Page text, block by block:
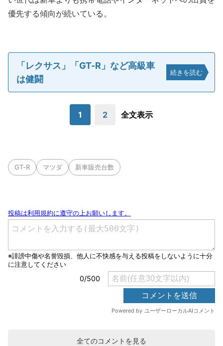
優先する傾向が続いている。
「レクサス」「GT-R」など高級車
は健闘
続きを読む
1 2 全文表示
GT-R マツダ 新車販売台数
全てのコメントを見る